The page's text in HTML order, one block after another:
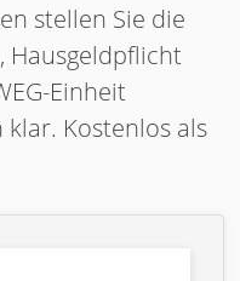
stellen Sie die
Hausgeldpflicht
Einheit
Kostenlos als